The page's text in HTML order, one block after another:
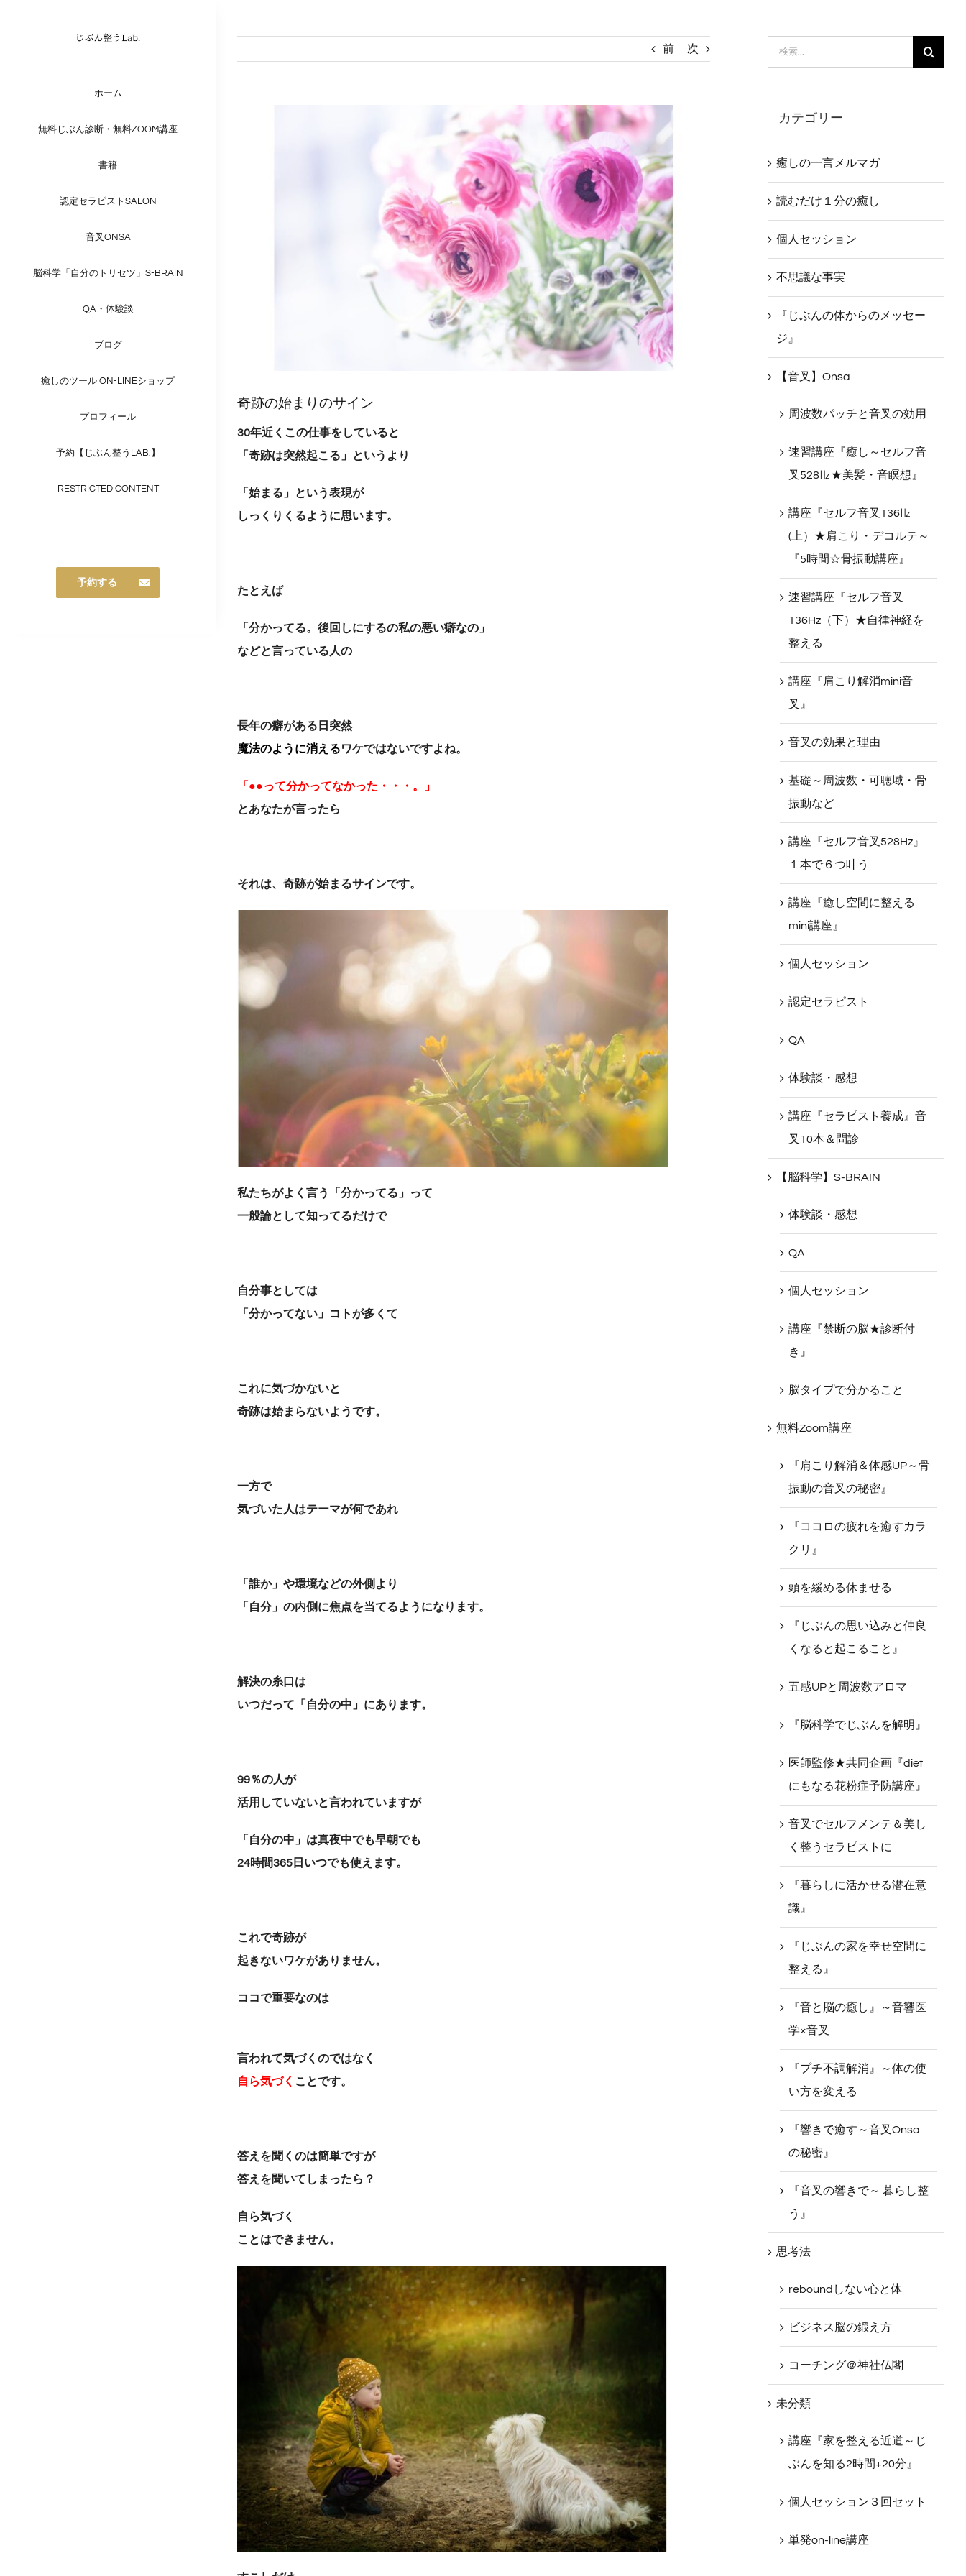
ホーム
無料じぶん診断・無料ZOOM講座
書籍
認定セラピストSALON
音叉ONSA
脳科学「自分のトリセツ」S-BRAIN
QA・体験談
ブログ
癒しのツール ON-LINEショップ
プロフィール
予約【じぶん整うLAB.】
RESTRICTED CONTENT
予約する
前 次
奇跡の始まりのサイン
30年近くこの仕事をしていると
「奇跡は突然起こる」というより
「始まる」という表現が
しっくりくるように思います。
たとえば
「分かってる。後回しにするの私の悪い癖なの」
などと言っている人の
長年の癖がある日突然
魔法のように消えるワケではないですよね。
「●●って分かってなかった・・・。」
とあなたが言ったら
それは、 奇跡が始まるサインです。
私たちがよく言う「分かってる」って
一般論として知ってるだけで
自分事としては
「分かってない」コトが多くて
これに気づかないと
奇跡は始まらないようです。
一方で
気づいた人はテーマが何であれ
「誰か」や環境などの外側より
「自分」の内側に焦点を当てるようになります。
解決の糸口は
いつだって「自分の中」にあります。
99％の人が
活用していないと言われていますが
「自分の中」は真夜中でも早朝でも
24時間365日いつでも使えます。
これで奇跡が
起きないワケがありません。
ココで重要なのは
言われて気づくのではなく
自ら気づく ことです。
答えを聞くのは簡単ですが
答えを聞いてしまったら？
自ら気づく
ことはできません。
索
カテゴリー
癒しの一言メルマガ
読むだけ１分の癒し
個人セッション
不思議な事実
『じぶんの体からのメッセー
ジ』
【音叉】Onsa
周波数パッチと音叉の効用
速習講座『癒し～セルフ音
叉528㎐★美髪・音瞑想』
講座『セルフ音叉136㎐
(上）★肩こり・デコルテ～
『5時間☆骨振動講座』
速習講座『セルフ音叉
136Hz（下）★自律神経を
整える
講座『肩こり解消mini音
叉』
音叉の効果と理由
基礎～周波数・可聴域・骨
振動など
講座『セルフ音叉528Hz』
１本で６つ叶う
講座『癒し空間に整える
mini講座』
個人セッション
認定セラピスト
QA
体験談・感想
講座『セラピスト養成』音
叉10本＆問診
【脳科学】S-BRAIN
体験談・感想
QA
個人セッション
講座『禁断の脳★診断付
き』
脳タイプで分かること
無料Zoom講座
『肩こり解消＆体感UP～骨
振動の音叉の秘密』
『ココロの疲れを癒すカラ
クリ』
頭を緩める休ませる
『じぶんの思い込みと仲良
くなると起こること』
五感UPと周波数アロマ
『脳科学でじぶんを解明』
医師監修★共同企画『diet
にもなる花粉症予防講座』
音叉でセルフメンテ＆美し
く整うセラピストに
『暮らしに活かせる潜在意
識』
『じぶんの家を幸せ空間に
整える』
『音と脳の癒し』～音響医
学×音叉
『プチ不調解消』～体の使
い方を変える
『響きで癒す～音叉Onsa
の秘密』
『音叉の響きで～ 暮らし整
う』
思考法
reboundしない心と体
ビジネス脳の鍛え方
コーチング＠神社仏閣
未分類
講座『家を整える近道～じ
ぶんを知る2時間+20分』
個人セッション３回セット
単発on-line講座